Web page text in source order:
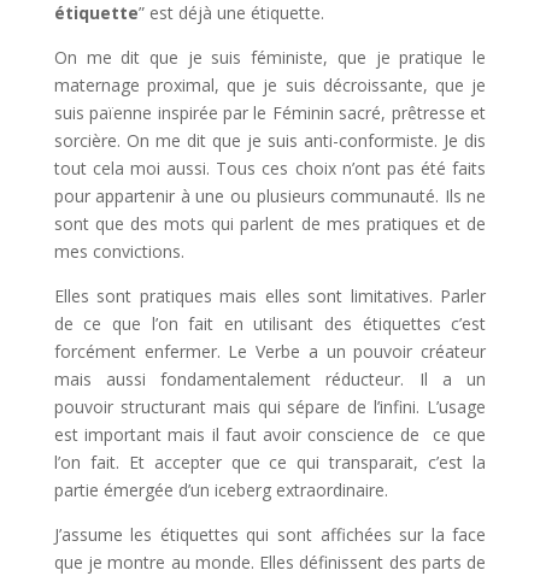
étiquette” est déjà une étiquette.
On me dit que je suis féministe, que je pratique le
maternage proximal, que je suis décroissante, que je
suis païenne inspirée par le Féminin sacré, prêtresse et
sorcière. On me dit que je suis anti-conformiste. Je dis
tout cela moi aussi. Tous ces choix n’ont pas été faits
pour appartenir à une ou plusieurs communauté. Ils ne
sont que des mots qui parlent de mes pratiques et de
mes convictions.
Elles sont pratiques mais elles sont limitatives. Parler
de ce que l’on fait en utilisant des étiquettes c’est
forcément enfermer. Le Verbe a un pouvoir créateur
mais aussi fondamentalement réducteur. Il a un
pouvoir structurant mais qui sépare de l’infini. L’usage
est important mais il faut avoir conscience de ce que
l’on fait. Et accepter que ce qui transparait, c’est la
partie émergée d’un iceberg extraordinaire.
J’assume les étiquettes qui sont affichées sur la face
que je montre au monde. Elles définissent des parts de